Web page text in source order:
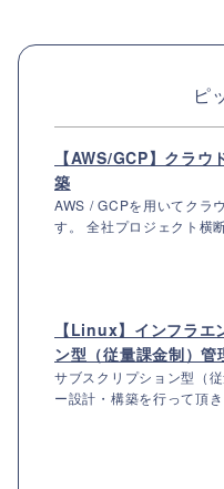
ピ
【AWS/GCP】クラ
築
AWS / GCPを用いてクラ
す。 全社プロジェクト横
【Linux】インフラ
ン型（従量課金制）
サブスクリプション型（
ー設計・構築を行って頂